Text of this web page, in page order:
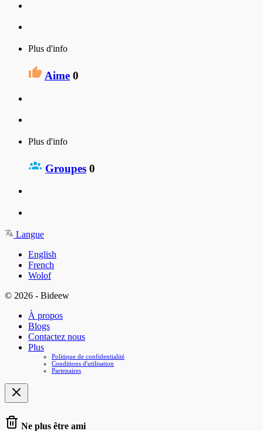
Plus d'info
Aime 0
Plus d'info
Groupes 0
Langue
English
French
Wolof
© 2026 - Bideew
À propos
Blogs
Contactez nous
Plus
Politique de confidentialité
Conditions d'utilisation
Partenaires
Ne plus être ami